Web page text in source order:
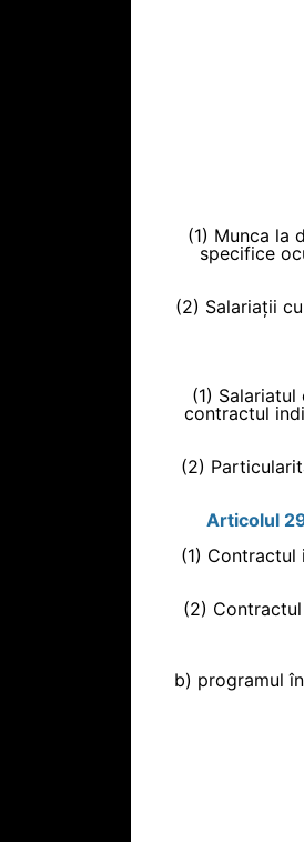
(1) Munca la
specifice
(2) Salariații
(1)
contractul
(2)
Articolul
(1) Contractul
(2)
b) programul